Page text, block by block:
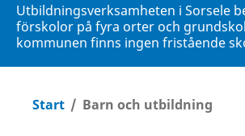
Utbildningsverksamheten i Sorsele
förskolor på fyra orter och
kommunen finns ingen fristående
Start / Barn och utbildning